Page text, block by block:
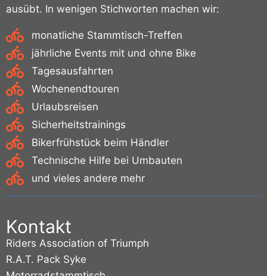
ausübt. In wenigen Stichworten machen wir:
monatliche Stammtisch-Treffen
jährliche Events mit und ohne Bike
Tagesausfahrten
Wochenendtouren
Urlaubsreisen
Sicherheitstrainings
Bikerfrühstück beim Händler
Technische Hilfe bei Umbauten
und vieles andere mehr
Kontakt
Riders Association of Triumph
R.A.T. Pack Syke